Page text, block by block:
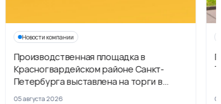
Новости компании
Производственная площадка в
Красногвардейском районе Санкт-
Петербурга выставлена на торги в
рамках приватизации
05 августа 2026